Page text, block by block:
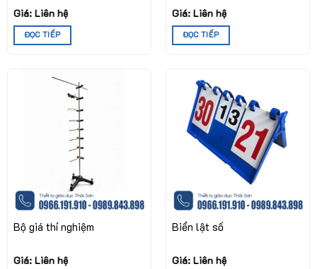
Giá: Liên hệ
ĐỌC TIẾP
Giá: Liên hệ
ĐỌC TIẾP
Bộ giá thí nghiệm
Giá: Liên hệ
Biển lật số
Giá: Liên hệ